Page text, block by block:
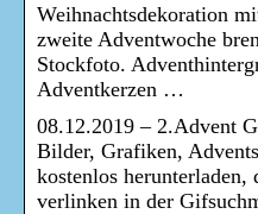
Weihnachtsdekoration
zweite Adventwoche
Stockfoto.
Adventkerzen …
08.12.2019 – 2.Advent
Bilder, Grafiken,
kostenlos
verlinken in der